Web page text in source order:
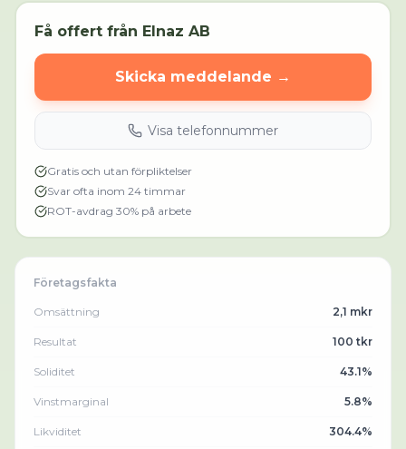
Få offert från Elnaz AB
Skicka meddelande →
Visa telefonnummer
Gratis och utan förpliktelser
Svar ofta inom 24 timmar
ROT-avdrag 30% på arbete
Företagsfakta
Omsättning 2,1 mkr
Resultat 100 tkr
Soliditet 43.1%
Vinstmarginal 5.8%
Likviditet 304.4%